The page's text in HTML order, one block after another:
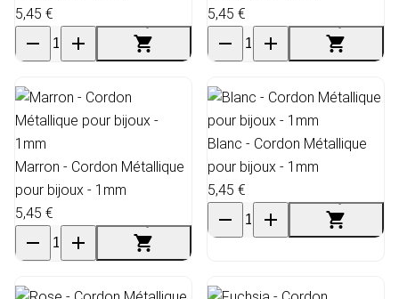
5,45 €
5,45 €
Marron - Cordon Métallique
pour bijoux - 1mm
5,45 €
Blanc - Cordon Métallique
pour bijoux - 1mm
5,45 €